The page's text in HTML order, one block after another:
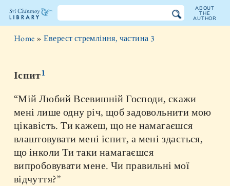
The
Chinmoy
Library
ABOUT
THE
AUTHOR
Home » Еверест стремління, частина 3
Іспит1
“Мій Любий Всевишній Господи, скажи
мені лише одну річ, щоб задовольнити мою
цікавість. Ти кажеш, що не намагаєшся
влаштовувати мені іспит, а мені здається,
що інколи Ти таки намагаєшся
випробовувати мене. Чи правильні мої
відчуття?”